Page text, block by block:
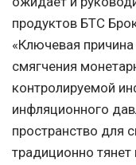
продуктов БТС
«Ключевая
смягчения
контролируемой
инфляционного
пространство для
традиционно